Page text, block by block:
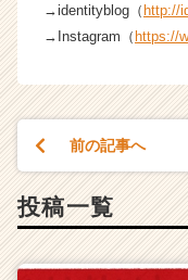
→identityblog（ http://
→Instagram（ https://
前の記事へ
投稿一覧